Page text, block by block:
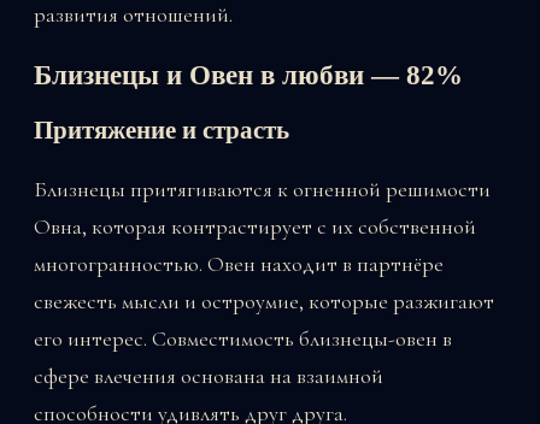
развития отношений.
Близнецы и Овен в любви — 82%
Притяжение и страсть
Близнецы притягиваются к огненной решимости
Овна, которая контрастирует с их собственной
многогранностью. Овен находит в партнёре
свежесть мысли и остроумие, которые разжигают
его интерес. Совместимость близнецы-овен в
сфере влечения основана на взаимной
способности удивлять друг друга.